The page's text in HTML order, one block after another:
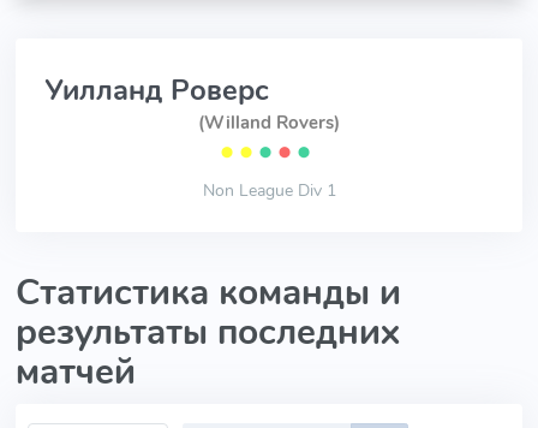
Уилланд Роверс
(Willand Rovers)
⬤ ⬤ ⬤ ⬤ ⬤
Non League Div 1
Статистика команды и
результаты последних
матчей